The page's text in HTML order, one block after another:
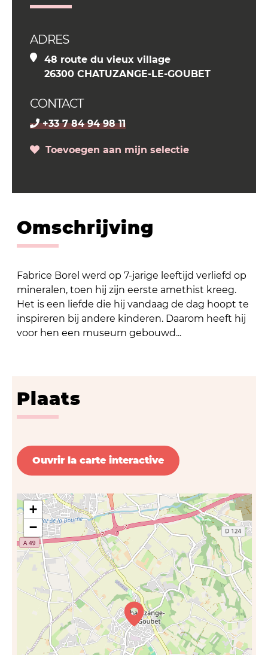
ADRES
48 route du vieux village
26300 CHATUZANGE-LE-GOUBET
CONTACT
+33 7 84 94 98 11
Toevoegen aan mijn selectie
Omschrijving
Fabrice Borel werd op 7-jarige leeftijd verliefd op
mineralen, toen hij zijn eerste amethist kreeg.
Het is een liefde die hij vandaag de dag hoopt te
inspireren bij andere kinderen. Daarom heeft hij
voor hen een museum gebouwd...
Plaats
Ouvrir la carte interactive
+
−